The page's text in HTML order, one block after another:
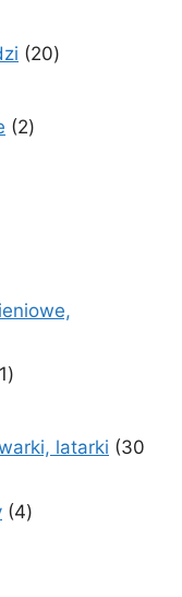
produkty
2020
22
11
latarki
30
44